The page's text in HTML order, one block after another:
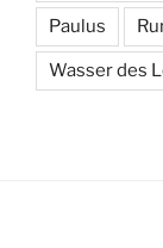
Paulus
Wasser des